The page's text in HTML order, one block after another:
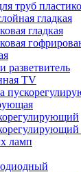
труб
гладкая
гладкая
разветвитель
TV
ламп